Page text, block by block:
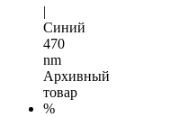
|
Синий
470
nm
Архивный
товар
%